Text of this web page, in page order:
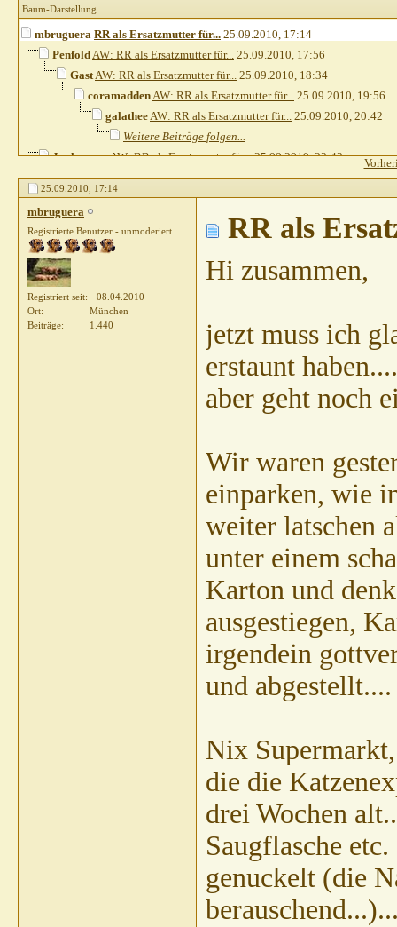
Baum-Darstellung
mbruguera RR als Ersatzmutter für... 25.09.2010, 17:14
PenfoldAW: RR als Ersatzmutter für... 25.09.2010, 17:56
GastAW: RR als Ersatzmutter für... 25.09.2010, 18:34
coramaddenAW: RR als Ersatzmutter für... 25.09.2010, 19:56
galatheeAW: RR als Ersatzmutter für... 25.09.2010, 20:42
Weitere Beiträge folgen...
JaulemannAW: RR als Ersatzmutter für...25.09.2010,23:43
FUNtasticjoyAW: RR als Ersatzmutter für...26.09.2010,00:27
GastAW: RR als Ersatzmutter für...26.09.2010,10:25
AW: RR als Ersatzmutter für... 26.09.2010,
16:24
Weitere Beiträge folgen...
25.09.2010, 17:14
mbruguera
Registrierte Benutzer - unmoderiert
Registriert seit
08.04.2010
Ort
München
Beiträge
1.440
RR als
Hi zusammen,
jetzt muss ich
erstaunt
aber geht noch
Wir waren
einparken, wie
weiter latschen
unter einem
Karton und
ausgestiegen,
irgendein
und abgestellt....
Nix
die die
drei Wochen
Saugflasche
genuckelt (die